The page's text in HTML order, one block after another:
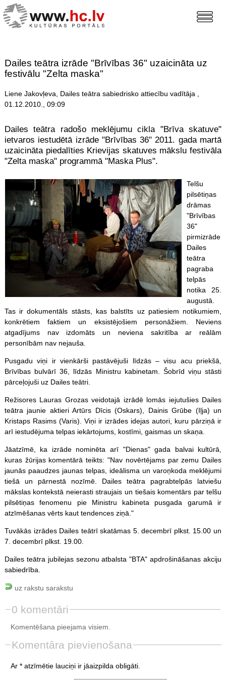
Dailes teātra izrāde "Brīvības 36" uzaicināta uz
festivālu "Zelta maska"
Liene Jakovļeva, Dailes teātra sabiedrisko attiecību vadītāja ,
01.12.2010., 09:09
Dailes teātra radošo meklējumu cikla "Brīva skatuve"
ietvaros iestudētā izrāde "Brīvības 36" 2011. gada martā
uzaicināta piedalīties Krievijas skatuves mākslu festivāla
"Zelta maska" programmā "Maska Plus".
Telšu
pilsētiņas
drāmas
"Brīvības
36"
pirmizrāde
Dailes
teātra
pagraba
telpās
notika 25.
augustā.
Tas ir dokumentāls stāsts, kas balstīts uz patiesiem notikumiem,
konkrētiem faktiem un eksistējošiem personāžiem. Neviens
atgadījums nav izdomāts un neviena sakritība ar reālām
personībām nav nejauša.
Pusgadu viņi ir vienkārši pastāvējuši līdzās – visu acu priekšā,
Brīvības bulvārī 36, līdzās Ministru kabinetam. Šobrīd viņu stāsti
pārceļojuši uz Dailes teātri.
Režisores Lauras Grozas veidotajā izrādē lomās iejutušies Dailes
teātra jaunie aktieri Artūrs Dīcis (Oskars), Dainis Grūbe (Iļja) un
Kristaps Rasims (Varis). Viņi ir izrādes idejas autori, kuru pārziņā ir
arī iestudējuma telpas iekārtojums, kostīmi, gaismas un skaņa.
Jāatzīmē, ka izrāde nominēta arī "Dienas" gada balvai kultūrā,
kuras žūrijas komentārā teikts: "Nav novērtējams par zemu Dailes
jaunās paaudzes jaunas telpas, ideālisma un varoņkoda meklējumi
tiešā un pārnestā nozīmē. Dailes teātra pagrabtelpās latviešu
mākslas kontekstā neierasti straujais un tiešais komentārs par telšu
pilsētiņas fenomenu pie Ministru kabineta pusgada garumā ir
atzīmēšanas vērts kaut tendences ziņā."
Tuvākās izrādes Dailes teātrī skatāmas 5. decembrī plkst. 15.00 un
7. decembrī plkst. 19.00.
Dailes teātra jubilejas sezonu atbalsta "BTA" apdrošināšanas akciju
sabiedrība.
uz rakstu sarakstu
0 komentāri
Komentēšana pieejama visiem.
Komentāra pievienošana
Ar * atzīmētie lauciņi ir jāaizpilda obligāti.